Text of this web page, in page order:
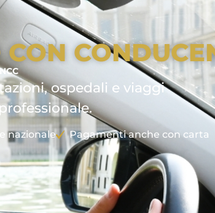
ospedali e viaggi
nazionale Pagamenti anche con carta